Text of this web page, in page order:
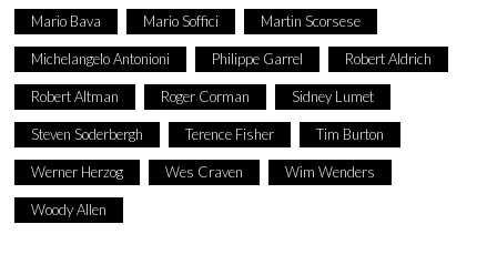
Mario Bava Mario Soffici Martin Scorsese
Michelangelo Antonioni Philippe Garrel Robert Aldrich
Robert Altman Roger Corman Sidney Lumet
Steven Soderbergh Terence Fisher Tim Burton
Werner Herzog Wes Craven Wim Wenders
Woody Allen